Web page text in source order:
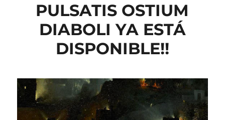
PULSATIS OSTIUM
DIABOLI YA ESTÁ
DISPONIBLE!!